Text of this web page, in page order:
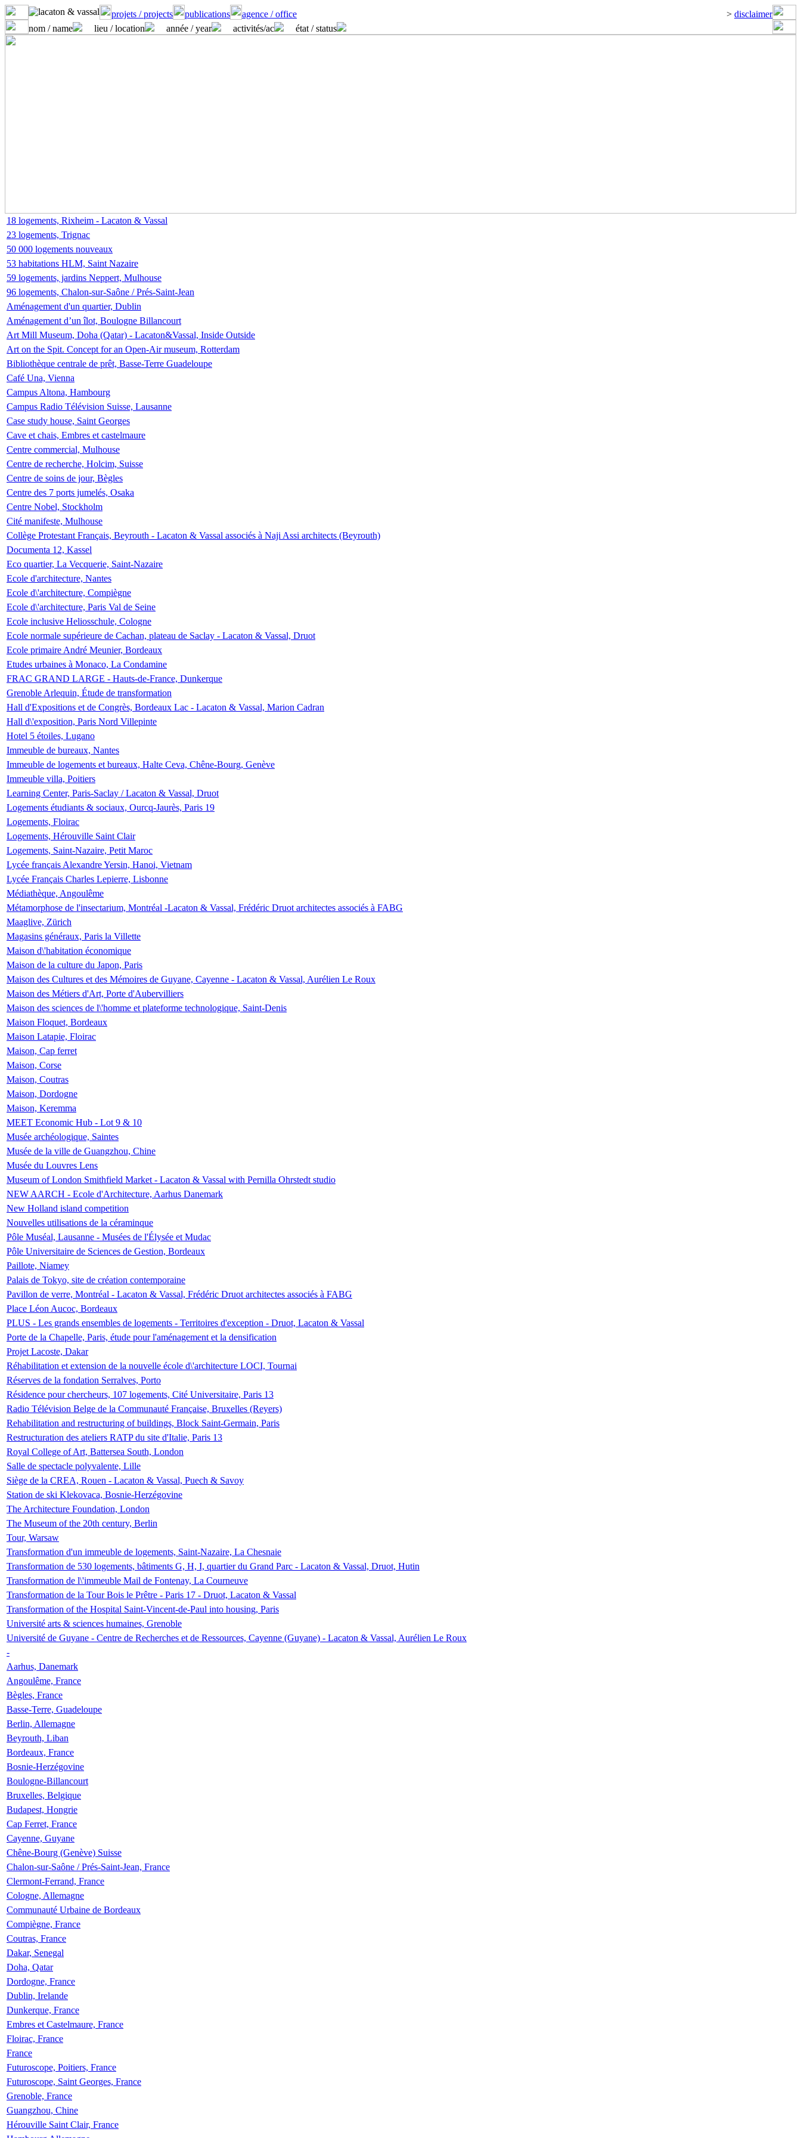
projets / projects publications agence / office > disclaimer
nom / name
lieu / location année / year activités/ac état / status
18 logements, Rixheim - Lacaton & Vassal
23 logements, Trignac
50 000 logements nouveaux
53 habitations HLM, Saint Nazaire
59 logements, jardins Neppert, Mulhouse
96 logements, Chalon-sur-Saône / Prés-Saint-Jean
Aménagement d'un quartier, Dublin
Aménagement d’un îlot, Boulogne Billancourt
Art Mill Museum, Doha (Qatar) - Lacaton&Vassal, Inside Outside
Art on the Spit. Concept for an Open-Air museum, Rotterdam
Bibliothèque centrale de prêt, Basse-Terre Guadeloupe
Café Una, Vienna
Campus Altona, Hambourg
Campus Radio Télévision Suisse, Lausanne
Case study house, Saint Georges
Cave et chais, Embres et castelmaure
Centre commercial, Mulhouse
Centre de recherche, Holcim, Suisse
Centre de soins de jour, Bègles
Centre des 7 ports jumelés, Osaka
Centre Nobel, Stockholm
Cité manifeste, Mulhouse
Collège Protestant Français, Beyrouth - Lacaton & Vassal associés à Naji Assi architects (Beyrouth)
Documenta 12, Kassel
Eco quartier, La Vecquerie, Saint-Nazaire
Ecole d'architecture, Nantes
Ecole d\'architecture, Compiègne
Ecole d\'architecture, Paris Val de Seine
Ecole inclusive Heliosschule, Cologne
Ecole normale supérieure de Cachan, plateau de Saclay - Lacaton & Vassal, Druot
Ecole primaire André Meunier, Bordeaux
Etudes urbaines à Monaco, La Condamine
FRAC GRAND LARGE - Hauts-de-France, Dunkerque
Grenoble Arlequin, Étude de transformation
Hall d'Expositions et de Congrès, Bordeaux Lac - Lacaton & Vassal, Marion Cadran
Hall d\'exposition, Paris Nord Villepinte
Hotel 5 étoiles, Lugano
Immeuble de bureaux, Nantes
Immeuble de logements et bureaux, Halte Ceva, Chêne-Bourg, Genève
Immeuble villa, Poitiers
Learning Center, Paris-Saclay / Lacaton & Vassal, Druot
Logements étudiants & sociaux, Ourcq-Jaurès, Paris 19
Logements, Floirac
Logements, Hérouville Saint Clair
Logements, Saint-Nazaire, Petit Maroc
Lycée français Alexandre Yersin, Hanoi, Vietnam
Lycée Français Charles Lepierre, Lisbonne
Médiathèque, Angoulême
Métamorphose de l'insectarium, Montréal -Lacaton & Vassal, Frédéric Druot architectes associés à FABG
Maaglive, Zürich
Magasins généraux, Paris la Villette
Maison d\'habitation économique
Maison de la culture du Japon, Paris
Maison des Cultures et des Mémoires de Guyane, Cayenne - Lacaton & Vassal, Aurélien Le Roux
Maison des Métiers d'Art, Porte d'Aubervilliers
Maison des sciences de l\'homme et plateforme technologique, Saint-Denis
Maison Floquet, Bordeaux
Maison Latapie, Floirac
Maison, Cap ferret
Maison, Corse
Maison, Coutras
Maison, Dordogne
Maison, Keremma
MEET Economic Hub - Lot 9 & 10
Musée archéologique, Saintes
Musée de la ville de Guangzhou, Chine
Musée du Louvres Lens
Museum of London Smithfield Market - Lacaton & Vassal with Pernilla Ohrstedt studio
NEW AARCH - Ecole d'Architecture, Aarhus Danemark
New Holland island competition
Nouvelles utilisations de la céraminque
Pôle Muséal, Lausanne - Musées de l'Élysée et Mudac
Pôle Universitaire de Sciences de Gestion, Bordeaux
Paillote, Niamey
Palais de Tokyo, site de création contemporaine
Pavillon de verre, Montréal - Lacaton & Vassal, Frédéric Druot architectes associés à FABG
Place Léon Aucoc, Bordeaux
PLUS - Les grands ensembles de logements - Territoires d'exception - Druot, Lacaton & Vassal
Porte de la Chapelle, Paris, étude pour l'aménagement et la densification
Projet Lacoste, Dakar
Réhabilitation et extension de la nouvelle école d\'architecture LOCI, Tournai
Réserves de la fondation Serralves, Porto
Résidence pour chercheurs, 107 logements, Cité Universitaire, Paris 13
Radio Télévision Belge de la Communauté Française, Bruxelles (Reyers)
Rehabilitation and restructuring of buildings, Block Saint-Germain, Paris
Restructuration des ateliers RATP du site d'Italie, Paris 13
Royal College of Art, Battersea South, London
Salle de spectacle polyvalente, Lille
Siège de la CREA, Rouen - Lacaton & Vassal, Puech & Savoy
Station de ski Klekovaca, Bosnie-Herzégovine
The Architecture Foundation, London
The Museum of the 20th century, Berlin
Tour, Warsaw
Transformation d'un immeuble de logements, Saint-Nazaire, La Chesnaie
Transformation de 530 logements, bâtiments G, H, I, quartier du Grand Parc - Lacaton & Vassal, Druot, Hutin
Transformation de l\'immeuble Mail de Fontenay, La Courneuve
Transformation de la Tour Bois le Prêtre - Paris 17 - Druot, Lacaton & Vassal
Transformation of the Hospital Saint-Vincent-de-Paul into housing, Paris
Université arts & sciences humaines, Grenoble
Université de Guyane - Centre de Recherches et de Ressources, Cayenne (Guyane) - Lacaton & Vassal, Aurélien Le Roux
-
Aarhus, Danemark
Angoulême, France
Bègles, France
Basse-Terre, Guadeloupe
Berlin, Allemagne
Beyrouth, Liban
Bordeaux, France
Bosnie-Herzégovine
Boulogne-Billancourt
Bruxelles, Belgique
Budapest, Hongrie
Cap Ferret, France
Cayenne, Guyane
Chêne-Bourg (Genève) Suisse
Chalon-sur-Saône / Prés-Saint-Jean, France
Clermont-Ferrand, France
Cologne, Allemagne
Communauté Urbaine de Bordeaux
Compiègne, France
Coutras, France
Dakar, Senegal
Doha, Qatar
Dordogne, France
Dublin, Irelande
Dunkerque, France
Embres et Castelmaure, France
Floirac, France
France
Futuroscope, Poitiers, France
Futuroscope, Saint Georges, France
Grenoble, France
Guangzhou, Chine
Hérouville Saint Clair, France